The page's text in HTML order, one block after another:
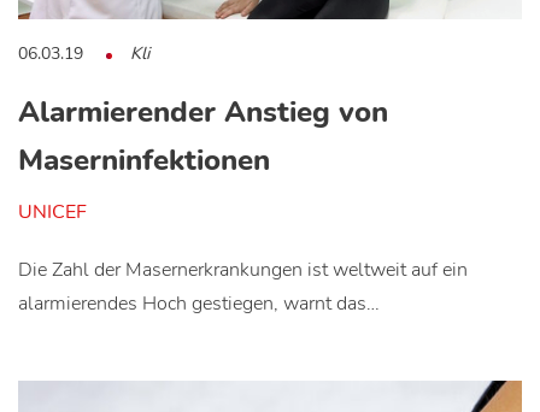
06.03.19 Kli
Alarmierender Anstieg von
Maserninfektionen
UNICEF
Die Zahl der Masernerkrankungen ist weltweit auf ein
alarmierendes Hoch gestiegen, warnt das…